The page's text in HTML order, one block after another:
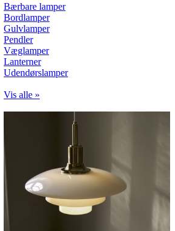
Bærbare lamper
Bordlamper
Gulvlamper
Pendler
Væglamper
Lanterner
Udendørslamper
Vis alle »